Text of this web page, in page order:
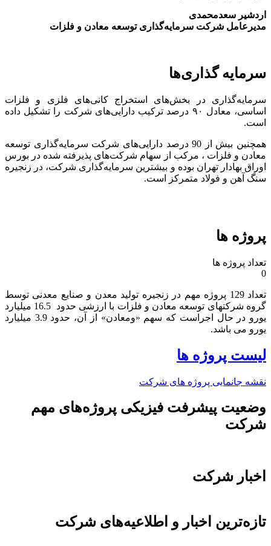
اردشیر سعدمحمدی
مدیرعامل شرکت سرمایه‌گذاری توسعه معادن و فلزات
سرمایه گذاری‌ها
سرمایه‌گذاری در بخش‌های استخراج کانی‌های فلزی و فلزات
اساسی، معادل ۹۰ درصد ترکیب دارایی‌های شرکت را تشکیل داده
است.
همچنین بیش از 90 درصد دارایی‌های شرکت سرمایه‌گذاری توسعه
معادن و فلزات ، مرکب از سهام شرکت‌های پذیرفته شده در بورس
اوراق بهادار تهران بوده و بیشترین سرمایه‌گذاری شرکت، در زنجیره
سنگ آهن و فولاد متمرکز است.
پروژه ها
تعداد پروژه ها
0
تعداد 129 پروژه مهم در زنجیره تولید معدن و صنایع معدنی توسط
گروه شرکتهای توسعه معادن و فلزات با ارزشی حدود 16.5 میلیارد
یورو در حال اجراست که سهم «ومعادن» از آن، حدود 3.9 میلیارد
یورو می باشد.​
لیست پروژه ها
نقشه جانمایی پروژه های شرکت
وضعیت پیشرفت فیزیکی پروژه‌های مهم
شرکت
اخبار شرکت
تازه‌ترین اخبار و اطلاعیه‌های شرکت